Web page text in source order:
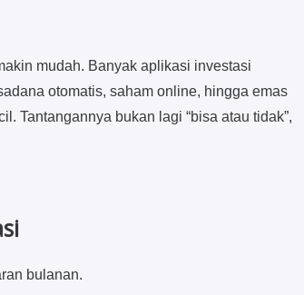
mudah. Banyak aplikasi investasi
otomatis, saham online, hingga emas
Tantangannya bukan lagi “bisa atau tidak”,
bulanan.